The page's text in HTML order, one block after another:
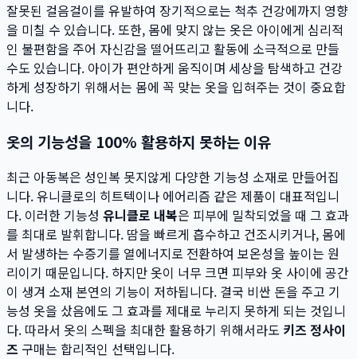
잘못된 걸음걸이를 유발하여 장기적으로는 척추 건강에까지 영향
을 미칠 수 있습니다. 또한, 몸에 맞지 않는 옷은 아이에게 심리적
인 불편함을 주어 자신감을 떨어뜨리고 활동에 소극적으로 만들
수도 있습니다. 아이가 편안하게 움직이며 세상을 탐색하고 건강
하게 성장하기 위해서는 몸에 꼭 맞는 옷을 입혀주는 것이 중요합
니다.
옷의 기능성을 100% 활용하지 못하는 이유
최근 아동복은 성인복 못지않게 다양한 기능성 소재로 만들어집
니다. 유니클로의 히트텍이나 에어리즘 같은 제품이 대표적입니
다. 이러한 기능성 유니클로 내복은 피부에 밀착되었을 때 그 효과
를 최대로 발휘합니다. 땀을 빠르게 흡수하고 건조시키거나, 몸에
서 발생하는 수증기를 열에너지로 전환하여 보온성을 높이는 원
리이기 때문입니다. 하지만 옷이 너무 크면 피부와 옷 사이에 공간
이 생겨 소재 본연의 기능이 저하됩니다. 결국 비싼 돈을 주고 기
능성 옷을 샀음에도 그 효과를 제대로 누리지 못하게 되는 것입니
다. 따라서 옷의 스펙을 최대한 활용하기 위해서라도 키즈 정사이
즈 구매는 합리적인 선택입니다.